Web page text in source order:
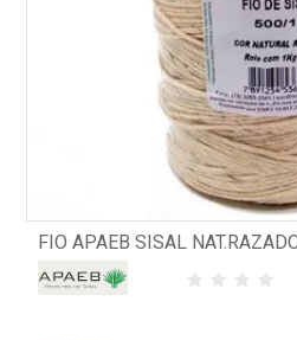
FIO APAEB SISAL